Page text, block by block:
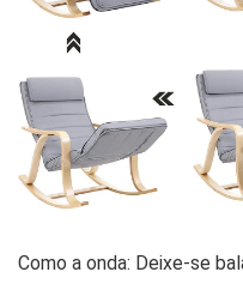
Como a onda: Deixe-se